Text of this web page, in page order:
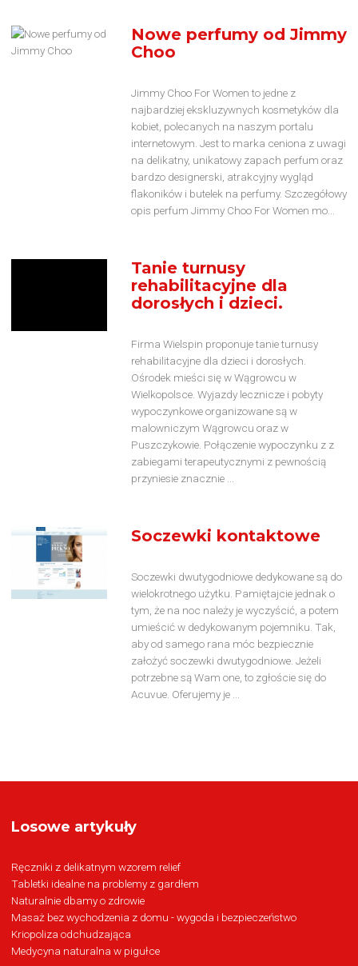
Nowe perfumy od Jimmy
Choo
Jimmy Choo For Women to jedne z
najbardziej ekskluzywnych kosmetyków dla
kobiet, polecanych na naszym portalu
internetowym. Jest to marka ceniona z uwagi
na delikatny, unikatowy zapach perfum oraz
bardzo designerski, atrakcyjny wygląd
flakoników i butelek na perfumy. Szczegółowy
opis perfum Jimmy Choo For Women mo...
Tanie turnusy
rehabilitacyjne dla
dorosłych i dzieci.
Firma Wielspin proponuje tanie turnusy
rehabilitacyjne dla dzieci i dorosłych.
Ośrodek mieści się w Wągrowcu w
Wielkopolsce. Wyjazdy lecznicze i pobyty
wypoczynkowe organizowane są w
malowniczym Wągrowcu oraz w
Puszczykowie. Połączenie wypoczynku z z
zabiegami terapeutycznymi z pewnością
przyniesie znacznie ...
Soczewki kontaktowe
Soczewki dwutygodniowe dedykowane są do
wielokrotnego użytku. Pamiętajcie jednak o
tym, że na noc należy je wyczyścić, a potem
umieścić w dedykowanym pojemniku. Tak,
aby od samego rana móc bezpiecznie
założyć soczewki dwutygodniowe. Jeżeli
potrzebne są Wam one, to zgłoście się do
Acuvue. Oferujemy je ...
Losowe artykuły
Ręczniki z delikatnym wzorem relief
Tabletki idealne na problemy z gardłem
Naturalnie dbamy o zdrowie
Masaż bez wychodzenia z domu - wygoda i bezpieczeństwo
Kriopoliza odchudzająca
Medycyna naturalna w pigułce